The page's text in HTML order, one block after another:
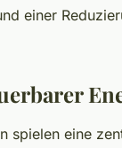
einer
spielen eine